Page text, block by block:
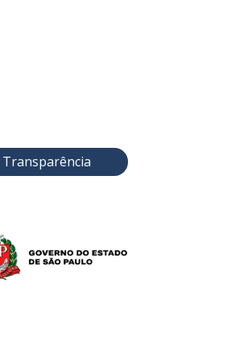
Transparência